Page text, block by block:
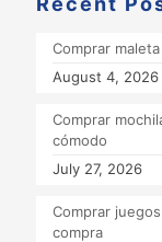
Comprar
August 4, 2026
Comprar
cómodo
July 27, 2026
Comprar
compra